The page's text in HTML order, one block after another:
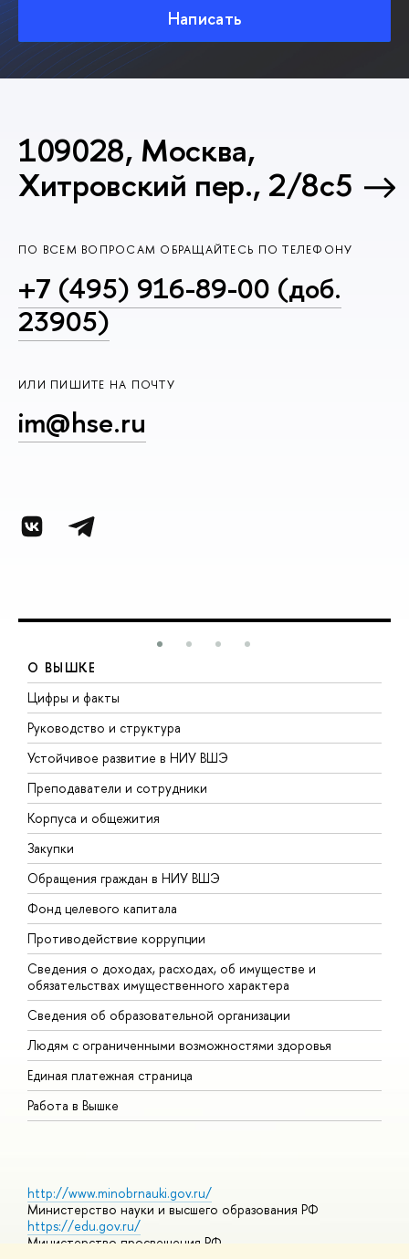
Написать
109028, Москва,
Хитровский пер., 2/8с5
ПО ВСЕМ ВОПРОСАМ ОБРАЩАЙТЕСЬ ПО ТЕЛЕФОНУ
+7 (495) 916-89-00 (доб.
23905)
ИЛИ ПИШИТЕ НА ПОЧТУ
im@hse.ru
О ВЫШКЕ
Цифры и факты
Руководство и структура
Устойчивое развитие в НИУ ВШЭ
Преподаватели и сотрудники
Корпуса и общежития
Закупки
Обращения граждан в НИУ ВШЭ
Фонд целевого капитала
Противодействие коррупции
Сведения о доходах, расходах, об имуществе и
обязательствах имущественного характера
Сведения об образовательной организации
Людям с ограниченными возможностями здоровья
Единая платежная страница
Работа в Вышке
http://www.minobrnauki.gov.ru/
Министерство науки и высшего образования РФ
https://edu.gov.ru/
Министерство просвещения РФ